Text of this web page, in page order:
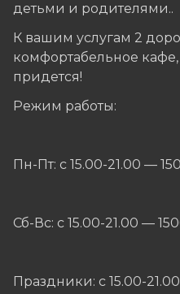
детьми и родителями..
К вашим услугам 2
комфортабельное кафе,
придется!
Режим работы:
Пн-Пт: с 15.00-21.00 —
Сб-Вс: с 15.00-21.00 —
Праздники: с 15.00-